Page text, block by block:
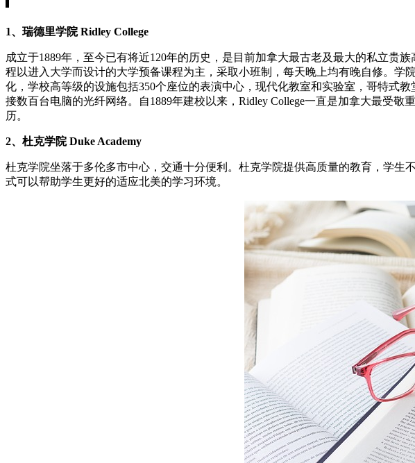
1、瑞德里学院 Ridley College
成立于1889年，至今已有将近120年的历史，是目前加拿大最古老及最大的私立贵
程以进入大学而设计的大学预备课程为主，采取小班制，每天晚上均有晚自修。
化，学校高等级的设施包括350个座位的表演中心，现代化教室和实验室，哥特式
接数百台电脑的光纤网络。自1889年建校以来，Ridley College一直是加拿大最受
历。
2、杜克学院 Duke Academy
杜克学院坐落于多伦多市中心，交通十分便利。杜克学院提供高质量的教育，学
式可以帮助学生更好的适应北美的学习环境。